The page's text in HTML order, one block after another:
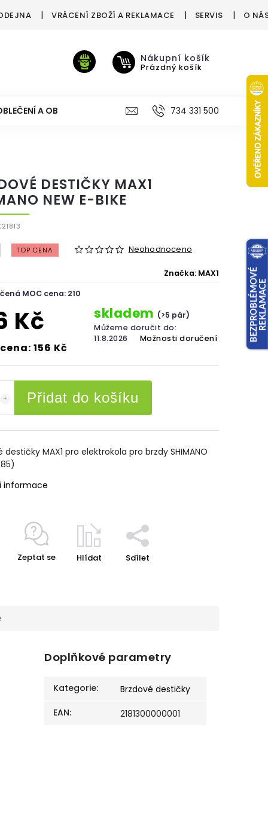
VRÁCENÍ ZBOŽÍ A REKLAMACE SERVIS O
Nákupní košík
Prázdný košík
A OBUV VÝŽIVA VÝPRODEJ %
734 331 500
DESTIČKY MAX1
NEW E-BIKE
TOP CENA Neohodnoceno
Značka: MAX1
MOC cena: 210
Kč
156 Kč
skladem (>5 pár)
Můžeme doručit do:
11.8.2026
Možnosti doručení
Přidat do košíku
destičky MAX1 pro elektrokola pro brzdy SHIMANO
informace
Zeptat se Hlídat Sdílet
Doplňkové parametry
Kategorie:
Brzdové destičky
EAN: 2181300000001